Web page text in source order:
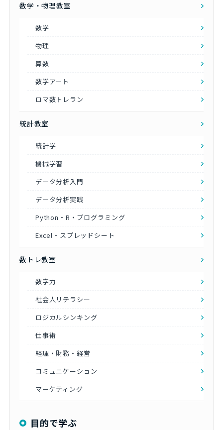
数学・物理教室
数学
物理
算数
数学アート
ロマ数トレラン
統計教室
統計学
機械学習
データ分析入門
データ分析実践
Python・R・プログラミング
Excel・スプレッドシート
数トレ教室
数字力
社会人リテラシー
ロジカルシンキング
仕事術
経理・財務・経営
コミュニケーション
マーケティング
目的で学ぶ